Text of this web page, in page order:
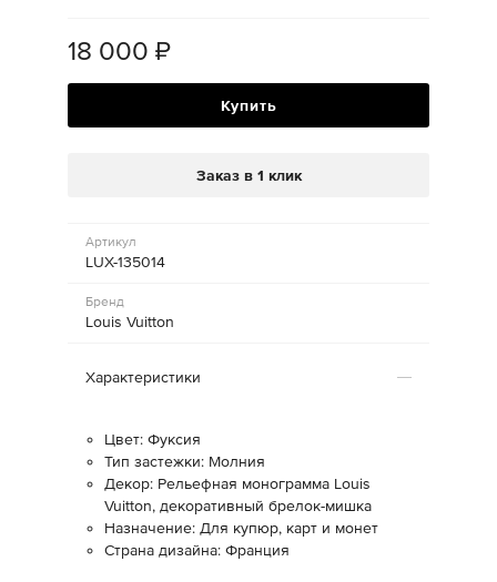
18 000 ₽
Купить
Заказ в 1 клик
Артикул
LUX-135014
Бренд
Louis Vuitton
Характеристики
Цвет: Фуксия
Тип застежки: Молния
Декор: Рельефная монограмма Louis
Vuitton, декоративный брелок-мишка
Назначение: Для купюр, карт и монет
Страна дизайна: Франция